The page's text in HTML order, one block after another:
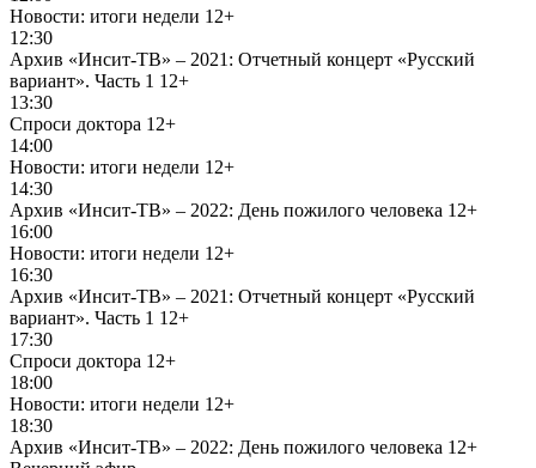
Новости: итоги недели 12+
12:30
Архив «Инсит-ТВ» – 2021: Отчетный концерт «Русский
вариант». Часть 1 12+
13:30
Спроси доктора 12+
14:00
Новости: итоги недели 12+
14:30
Архив «Инсит-ТВ» – 2022: День пожилого человека 12+
16:00
Новости: итоги недели 12+
16:30
Архив «Инсит-ТВ» – 2021: Отчетный концерт «Русский
вариант». Часть 1 12+
17:30
Спроси доктора 12+
18:00
Новости: итоги недели 12+
18:30
Архив «Инсит-ТВ» – 2022: День пожилого человека 12+